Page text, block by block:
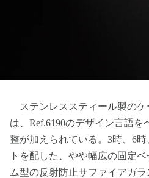
ステンレススティール製のケ
は、Ref.6190のデザイン言語
整が加えられている。3時、6
トを配した、やや幅広の固定
ム型の反射防止サファイアガ